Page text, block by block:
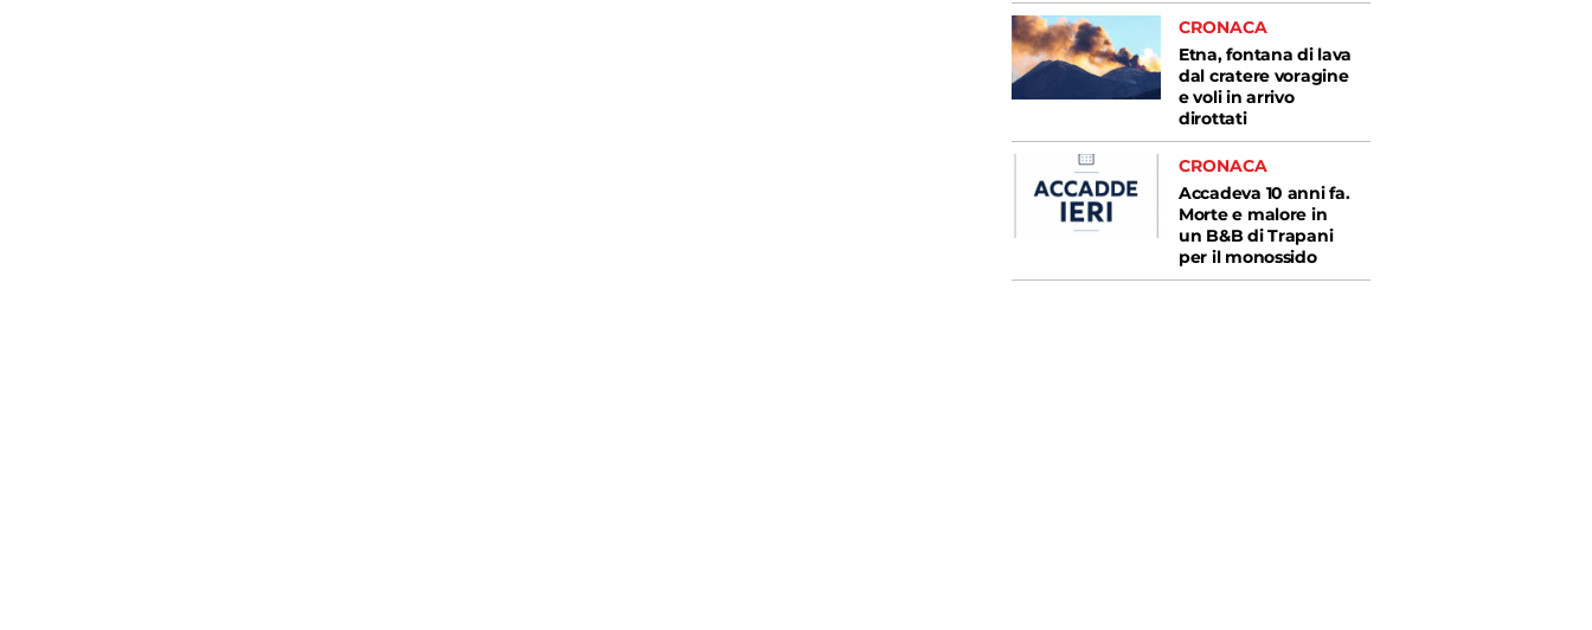
CRONACA
Etna, fontana di lava
dal cratere voragine
e voli in arrivo
dirottati
CRONACA
Accadeva 10 anni fa.
Morte e malore in
un B&B di Trapani
per il monossido